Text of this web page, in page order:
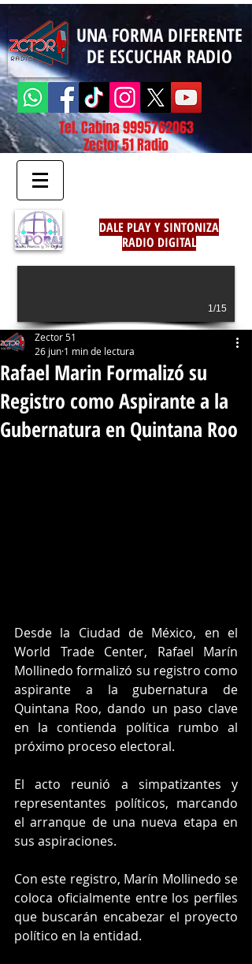
UNA FORMA DIFERENTE
DE ESCUCHAR RADIO
Tel. Cabina9995762063
Zector 51 Radio
DALE PLAY Y SINTONIZA
RADIO DIGITAL
1/15
Rafael Marin Formalizó su
Registro como Aspirante a la
Gubernatura en Quintana Roo
Zector 51
26 jun 1 min de lectura
Desde la Ciudad de México, en el
World Trade Center, Rafael Marín
Mollinedo formalizó su registro como
aspirante a la gubernatura de
Quintana Roo, dando un paso clave
en la contienda política rumbo al
próximo proceso electoral.
El acto reunió a simpatizantes y
representantes políticos, marcando
el arranque de una nueva etapa en
sus aspiraciones.
Con este registro, Marín Mollinedo se
coloca oficialmente entre los perfiles
que buscarán encabezar el proyecto
político en la entidad.